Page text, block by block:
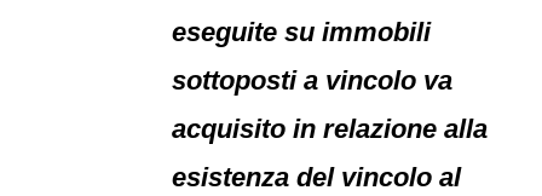
eseguite su immobili
sottoposti a vincolo va
acquisito in relazione alla
esistenza del vincolo al